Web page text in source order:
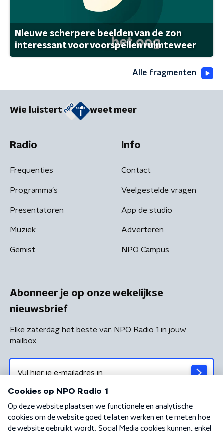
Nieuwe scherpere beelden van de zon
interessant voor voorspellen ruimteweer
Alle fragmenten
Wie luistert weet meer
Radio
Frequenties
Programma's
Presentatoren
Muziek
Gemist
Info
Contact
Veelgestelde vragen
App de studio
Adverteren
NPO Campus
Abonneer je op onze wekelijkse
nieuwsbrief
Elke zaterdag het beste van NPO Radio 1 in jouw
mailbox